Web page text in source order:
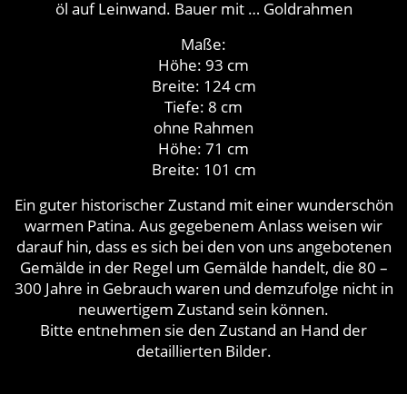
öl auf Leinwand. Bauer mit … Goldrahmen
Maße:
Höhe: 93 cm
Breite: 124 cm
Tiefe: 8 cm
ohne Rahmen
Höhe: 71 cm
Breite: 101 cm
Ein guter historischer Zustand mit einer wunderschön
warmen Patina. Aus gegebenem Anlass weisen wir
darauf hin, dass es sich bei den von uns angebotenen
Gemälde in der Regel um Gemälde handelt, die 80 –
300 Jahre in Gebrauch waren und demzufolge nicht in
neuwertigem Zustand sein können.
Bitte entnehmen sie den Zustand an Hand der
detaillierten Bilder.